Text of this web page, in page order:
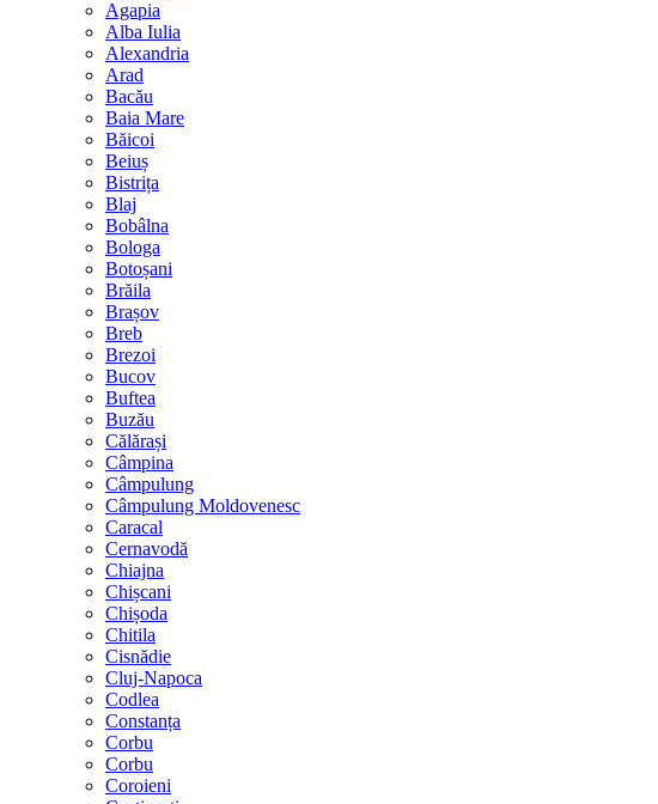
Agapia
Alba Iulia
Alexandria
Arad
Bacău
Baia Mare
Băicoi
Beiuș
Bistrița
Blaj
Bobâlna
Bologa
Botoșani
Brăila
Brașov
Breb
Brezoi
Bucov
Buftea
Buzău
Călărași
Câmpina
Câmpulung
Câmpulung Moldovenesc
Caracal
Cernavodă
Chiajna
Chișcani
Chișoda
Chitila
Cisnădie
Cluj-Napoca
Codlea
Constanța
Corbu
Corbu
Coroieni